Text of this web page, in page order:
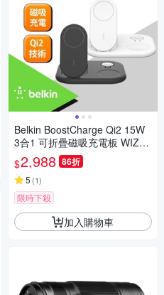
Belkin BoostCharge Qi2 15W
3合1 可折疊磁吸充電板 WIZ02
9dq
$2,988 86折
5 (1)
限時下殺
加入購物車